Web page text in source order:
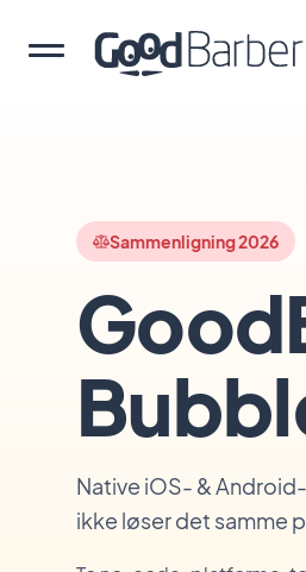
Sammenligning 2026
Native iOS- &
ikke løser det samme